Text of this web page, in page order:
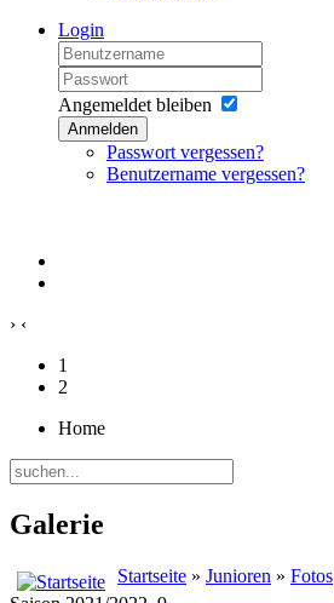
Login
Angemeldet bleiben
Anmelden
Passwort vergessen?
Benutzername vergessen?
› ‹
1
2
Home
Galerie
Startseite » Junioren » Fotos